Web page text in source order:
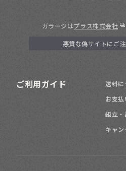
ガラージはプラス株式会社
悪質な偽サイトにご注
ご利用ガイド
送料に
お支
組立・
キャ